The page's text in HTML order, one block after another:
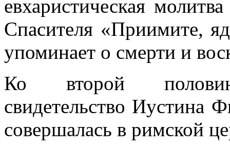
евхаристическая
Спасителя «Приимите,
упоминает о смерти и
Ко второй
свидетельство Иустина
совершалась в римской